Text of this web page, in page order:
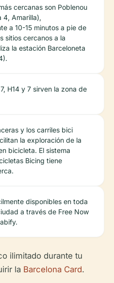
cercanas son Poblenou
4, Amarilla),
a 10-15 minutos a pie de
sitios cercanos a la
la estación Barceloneta
H14 y 7 sirven la zona de
y los carriles bici
la exploración de la
bicicleta. El sistema
Bicing tiene
disponibles en toda
a través de Free Now
ilimitado durante tu
la Barcelona Card.